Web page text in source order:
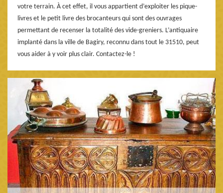
votre terrain. À cet effet, il vous appartient d’exploiter les pique-
livres et le petit livre des brocanteurs qui sont des ouvrages
permettant de recenser la totalité des vide-greniers. L’antiquaire
implanté dans la ville de Bagiry, reconnu dans tout le 31510, peut
vous aider à y voir plus clair. Contactez-le !